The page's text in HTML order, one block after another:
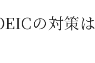
の対策は